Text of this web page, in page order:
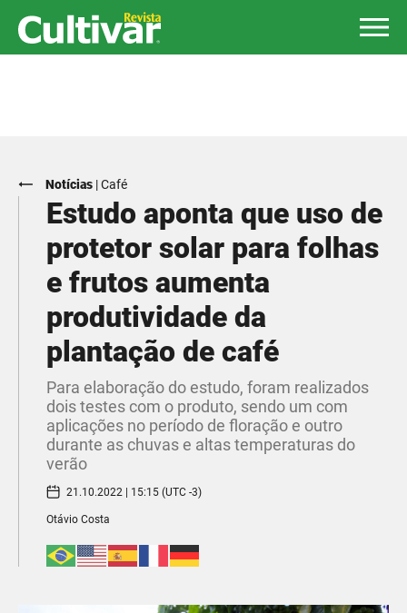
Notícias |Café
Estudo aponta que uso de
protetor solar para folhas
e frutos aumenta
produtividade da
plantação de café
Para elaboração do estudo, foram realizados
dois testes com o produto, sendo um com
aplicações no período de floração e outro
durante as chuvas e altas temperaturas do
verão
21.10.2022 | 15:15 (UTC -3)
Otávio Costa